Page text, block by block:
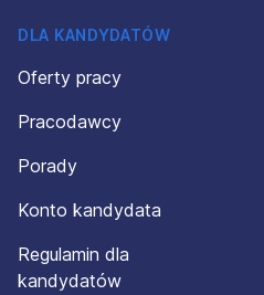
DLA KANDYDATÓW
Oferty pracy
Pracodawcy
Porady
Konto kandydata
Regulamin dla
kandydatów